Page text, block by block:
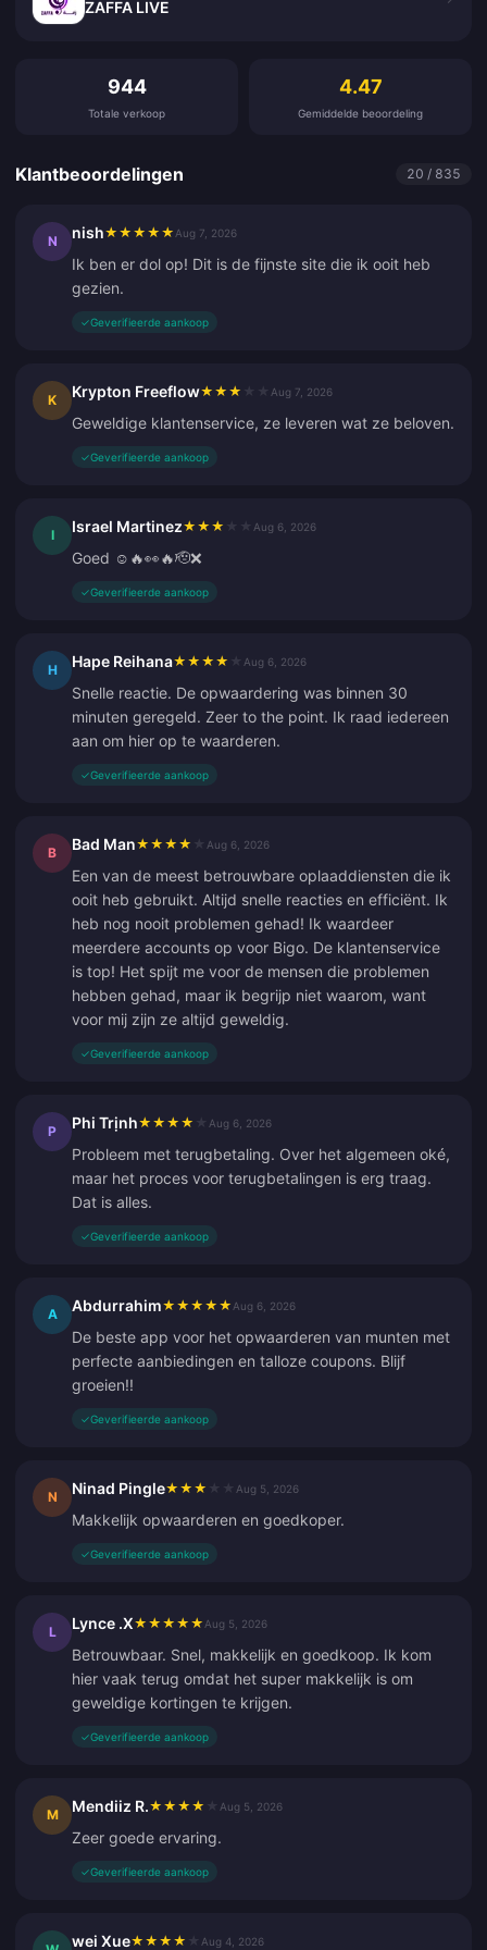
ZAFFA LIVE
944
Totale verkoop
4.47
Gemiddelde beoordeling
Klantbeoordelingen 20 / 835
N nish★ ★ ★ ★ ★ Aug 7, 2026
Ik ben er dol op! Dit is de fijnste site die ik ooit heb
gezien.
✓Geverifieerde aankoop
K Krypton Freeflow★ ★ ★ Aug 7, 2026
Geweldige klantenservice, ze leveren wat ze beloven.
✓Geverifieerde aankoop
I Israel Martinez★ ★ ★ Aug 6, 2026
Goed ☺️🔥👀🔥🫡❌
✓Geverifieerde aankoop
H Hape Reihana★ ★ ★ ★ Aug 6, 2026
Snelle reactie. De opwaardering was binnen 30
minuten geregeld. Zeer to the point. Ik raad iedereen
aan om hier op te waarderen.
✓Geverifieerde aankoop
B Bad Man★ ★ ★ ★ Aug 6, 2026
Een van de meest betrouwbare oplaaddiensten die ik
ooit heb gebruikt. Altijd snelle reacties en efficiënt. Ik
heb nog nooit problemen gehad! Ik waardeer
meerdere accounts op voor Bigo. De klantenservice
is top! Het spijt me voor de mensen die problemen
hebben gehad, maar ik begrijp niet waarom, want
voor mij zijn ze altijd geweldig.
✓Geverifieerde aankoop
P Phi Trịnh★ ★ ★ ★ Aug 6, 2026
Probleem met terugbetaling. Over het algemeen oké,
maar het proces voor terugbetalingen is erg traag.
Dat is alles.
✓Geverifieerde aankoop
A Abdurrahim★ ★ ★ ★ ★ Aug 6, 2026
De beste app voor het opwaarderen van munten met
perfecte aanbiedingen en talloze coupons. Blijf
groeien!!
✓Geverifieerde aankoop
N Ninad Pingle★ ★ ★ Aug 5, 2026
Makkelijk opwaarderen en goedkoper.
✓Geverifieerde aankoop
L Lynce .X★ ★ ★ ★ ★ Aug 5, 2026
Betrouwbaar. Snel, makkelijk en goedkoop. Ik kom
hier vaak terug omdat het super makkelijk is om
geweldige kortingen te krijgen.
✓Geverifieerde aankoop
M Mendiiz R.★ ★ ★ ★ Aug 5, 2026
Zeer goede ervaring.
✓Geverifieerde aankoop
wei Xue★ ★ ★ ★ Aug 4, 2026